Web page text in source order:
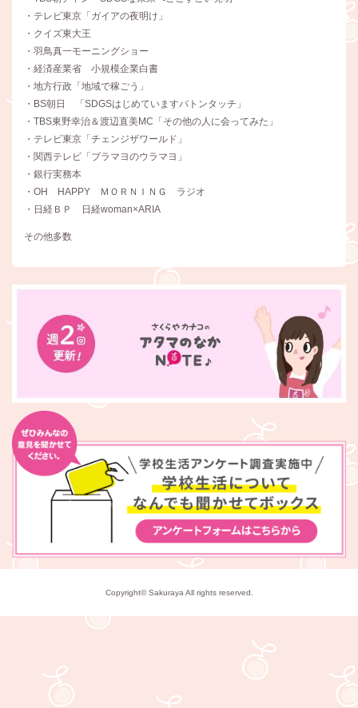
・テレビ東京「ガイアの夜明け」
・クイズ東大王
・羽鳥真一モーニングショー
・経済産業省 小規模企業白書
・地方行政「地域で稼ごう」
・BS朝日 「SDGSはじめていますバトンタッチ」
・TBS東野幸治＆渡辺直美MC「その他の人に会ってみた」
・テレビ東京「チェンジザワールド」
・関西テレビ「ブラマヨのウラマヨ」
・銀行実務本
・OH HAPPY ＭＯＲＮＩＮＧ ラジオ
・日経ＢＰ 日経woman×ARIA
その他多数
Copyright© Sakuraya All rights reserved.